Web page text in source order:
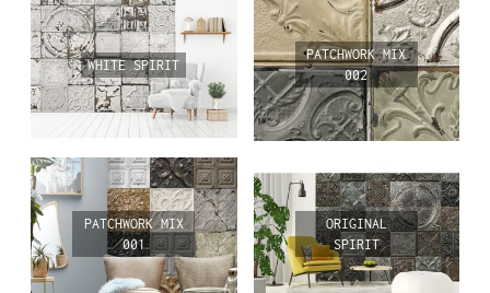
WHITE SPIRIT
PATCHWORK MIX
002
PATCHWORK MIX
001
ORIGINAL
SPIRIT